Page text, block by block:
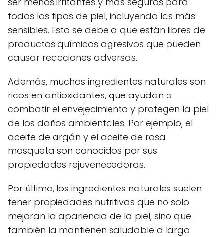
todos los tipos de piel, incluyendo las más
sensibles. Esto se debe a que están libres de
productos químicos agresivos que pueden
causar reacciones adversas.
Además, muchos ingredientes naturales son
ricos en antioxidantes, que ayudan a
combatir el envejecimiento y protegen la piel
de los daños ambientales. Por ejemplo, el
aceite de argán y el aceite de rosa
mosqueta son conocidos por sus
propiedades rejuvenecedoras.
Por último, los ingredientes naturales suelen
tener propiedades nutritivas que no solo
mejoran la apariencia de la piel, sino que
también la mantienen saludable a largo